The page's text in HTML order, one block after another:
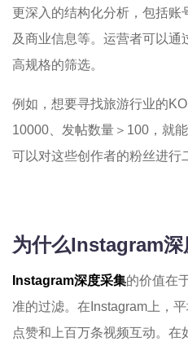
更深入的结构化分析，包括账
及商业信息等。运营者可以
高规格的筛选。
例如，想要寻找旅游行业的
10000、发帖数量＞100，就
可以对这些创作者的粉丝进行
为什么Instagram
Instagram深度采集的价值在
准的过滤。在Instagram上，
点赞和上百万条视频互动。